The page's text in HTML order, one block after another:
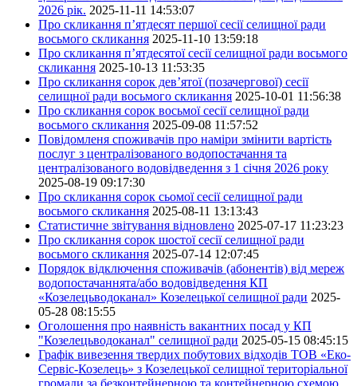
2026 рік. 2025-11-11 14:53:07
Про скликання п’ятдесят першої сесії селищної ради
восьмого скликання 2025-11-10 13:59:18
Про скликання п’ятдесятої сесії селищної ради восьмого
скликання 2025-10-13 11:53:35
Про скликання сорок дев’ятої (позачергової) сесії
селищної ради восьмого скликання 2025-10-01 11:56:38
Про скликання сорок восьмої сесії селищної ради
восьмого скликання 2025-09-08 11:57:52
Повідомленя споживачів про наміри змінити вартість
послуг з централізованого водопостачання та
централізованого водовідведення з 1 січня 2026 року
2025-08-19 09:17:30
Про скликання сорок сьомої сесії селищної ради
восьмого скликання 2025-08-11 13:13:43
Статистичне звітування відновлено 2025-07-17 11:23:23
Про скликання сорок шостої сесії селищної ради
восьмого скликання 2025-07-14 12:07:45
Порядок відключення споживачів (абонентів) від мереж
водопостачаннята/або водовідведення КП
«Козелецьводоканал» Козелецької селищної ради 2025-
05-28 08:15:55
Оголошення про наявність вакантних посад у КП
"Козелецьводоканал" селищної ради 2025-05-15 08:45:15
Графік вивезення твердих побутових відходів ТОВ «Еко-
Сервіс-Козелець» з Козелецької селищної територіальної